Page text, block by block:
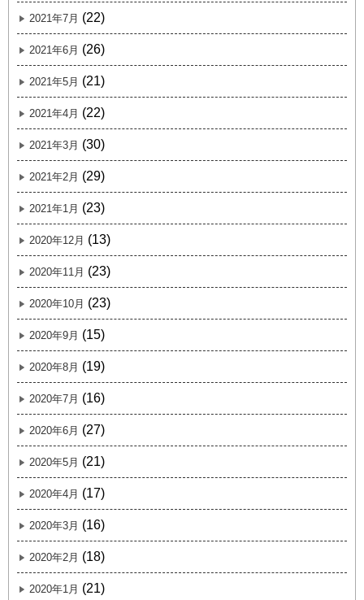
2021年7月 (22)
2021年6月 (26)
2021年5月 (21)
2021年4月 (22)
2021年3月 (30)
2021年2月 (29)
2021年1月 (23)
2020年12月 (13)
2020年11月 (23)
2020年10月 (23)
2020年9月 (15)
2020年8月 (19)
2020年7月 (16)
2020年6月 (27)
2020年5月 (21)
2020年4月 (17)
2020年3月 (16)
2020年2月 (18)
2020年1月 (21)